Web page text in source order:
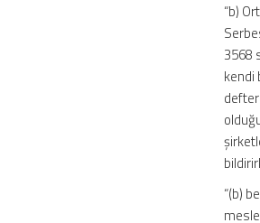
“b)
3568
kendi
“(b)